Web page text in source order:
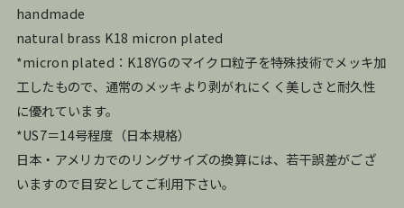
handmade
natural brass K18 micron plated
*micron plated：K18YGのマイクロ粒子を特殊技術でメッキ加
工したもので、通常のメッキより剥がれにくく美しさと耐久性
に優れています。
*US7＝14号程度（⽇本規格）
⽇本・アメリカでのリングサイズの換算には、若⼲誤差がござ
いますので⽬安としてご利⽤下さい。